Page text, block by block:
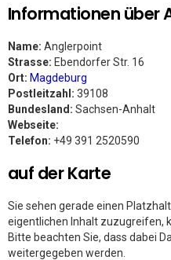
Informationen über
Name: Anglerpoint
Strasse: Ebendorfer Str. 16
Ort: Magdeburg
Postleitzahl: 39108
Bundesland: Sachsen-Anhalt
Webseite:
Telefon: +49 391 2520590
auf der Karte
Sie sehen gerade einen
eigentlichen Inhalt zuzugreifen,
Bitte beachten Sie, dass dabei
weitergegeben werden.